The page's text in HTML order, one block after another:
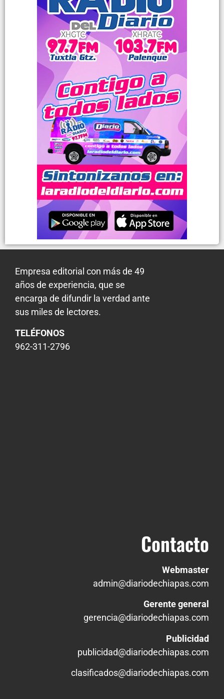
Empresa editorial con más de 49
años de experiencia, que se
encarga de difundir la verdad ante
sus miles de lectores.
TELÉFONOS
962-311-2796
Contacto
Webmaster
admin@diariodechiapas.com
Gerente general
gerencia@diariodechiapas.com
Publicidad
publicidad@diariodechiapas.com
clasificados@diariodechiapas.com